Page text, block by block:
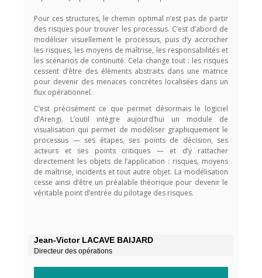
Pour ces structures, le chemin optimal n’est pas de partir
des risques pour trouver les processus. C’est d’abord de
modéliser visuellement le processus, puis d’y accrocher
les risques, les moyens de maîtrise, les responsabilités et
les scénarios de continuité. Cela change tout : les risques
cessent d’être des éléments abstraits dans une matrice
pour devenir des menaces concrètes localisées dans un
flux opérationnel.
C’est précisément ce que permet désormais le logiciel
d’Arengi. L’outil intègre aujourd’hui un module de
visualisation qui permet de modéliser graphiquement le
processus — ses étapes, ses points de décision, ses
acteurs et ses points critiques — et d’y rattacher
directement les objets de l’application : risques, moyens
de maîtrise, incidents et tout autre objet. La modélisation
cesse ainsi d’être un préalable théorique pour devenir le
véritable point d’entrée du pilotage des risques.
Jean-Victor LACAVE BAIJARD
Directeur des opérations